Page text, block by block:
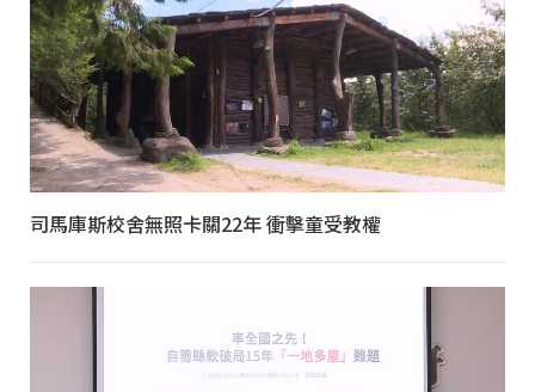
司馬庫斯校舍無照卡關22年 衝擊童受教權